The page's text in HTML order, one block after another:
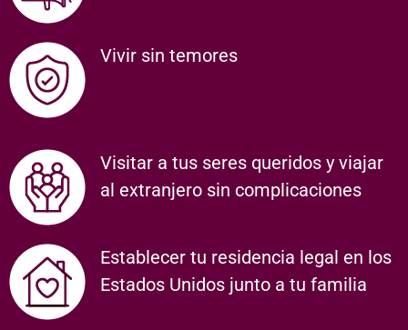
Vivir sin temores
Visitar a tus seres queridos y viajar
al extranjero sin complicaciones
Establecer tu residencia legal en los
Estados Unidos junto a tu familia